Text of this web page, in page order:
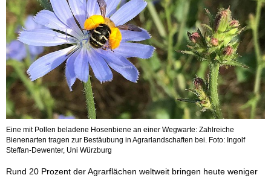
Eine mit Pollen beladene Hosenbiene an einer Wegwarte: Zahlreiche
Bienenarten tragen zur Bestäubung in Agrarlandschaften bei. Foto: Ingolf
Steffan-Dewenter, Uni Würzburg
Rund 20 Prozent der Agrarflächen weltweit bringen heute weniger